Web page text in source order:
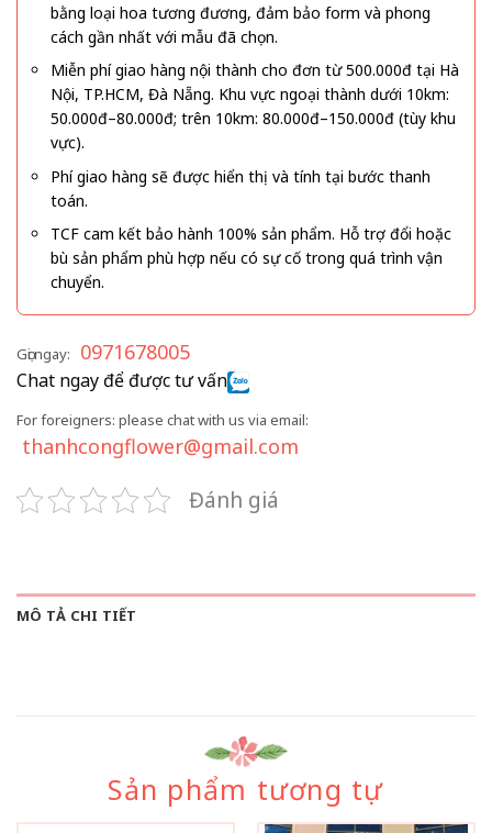
bằng loại hoa tương đương, đảm bảo form và phong
cách gần nhất với mẫu đã chọn.
Miễn phí giao hàng nội thành cho đơn từ 500.000đ tại Hà
Nội, TP.HCM, Đà Nẵng. Khu vực ngoại thành dưới 10km:
50.000đ–80.000đ; trên 10km: 80.000đ–150.000đ (tùy khu
vực).
Phí giao hàng sẽ được hiển thị và tính tại bước thanh
toán.
TCF cam kết bảo hành 100% sản phẩm. Hỗ trợ đổi hoặc
bù sản phẩm phù hợp nếu có sự cố trong quá trình vận
chuyển.
Gọi ngay: 0971678005
Chat ngay để được tư vấn
For foreigners: please chat with us via email:
thanhcongflower@gmail.com
Đánh giá
MÔ TẢ CHI TIẾT
Sản phẩm tương tự